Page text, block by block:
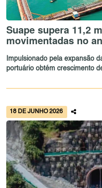
Suape supera 11,2
movimentadas no
Impulsionado pela expansão
portuário obtém crescimento
18 DE JUNHO 2026